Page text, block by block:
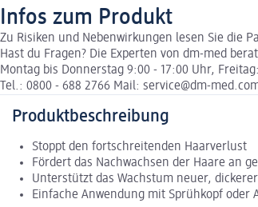
Infos zum Produkt
Zu Risiken und Nebenwirkungen lesen Sie die
Hast du Fragen? Die Experten von dm-med
Montag bis Donnerstag 9:00 - 17:00 Uhr,
Tel.: 0800 - 688 2766 Mail: service@dm-
Produktbeschreibung
Stoppt den fortschreitenden Haarverlust
Fördert das Nachwachsen der Haare an
Unterstützt das Wachstum neuer,
Einfache Anwendung mit Sprühkopf oder